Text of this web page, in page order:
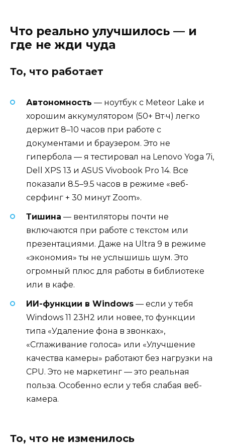
Что реально улучшилось — и
где не жди чуда
То, что работает
Автономность — ноутбук с Meteor Lake и
хорошим аккумулятором (50+ Вт·ч) легко
держит 8–10 часов при работе с
документами и браузером. Это не
гипербола — я тестировал на Lenovo Yoga 7i,
Dell XPS 13 и ASUS Vivobook Pro 14. Все
показали 8.5–9.5 часов в режиме «веб-
серфинг + 30 минут Zoom».
Тишина — вентиляторы почти не
включаются при работе с текстом или
презентациями. Даже на Ultra 9 в режиме
«экономия» ты не услышишь шум. Это
огромный плюс для работы в библиотеке
или в кафе.
ИИ-функции в Windows — если у тебя
Windows 11 23H2 или новее, то функции
типа «Удаление фона в звонках»,
«Сглаживание голоса» или «Улучшение
качества камеры» работают без нагрузки на
CPU. Это не маркетинг — это реальная
польза. Особенно если у тебя слабая веб-
камера.
То, что не изменилось